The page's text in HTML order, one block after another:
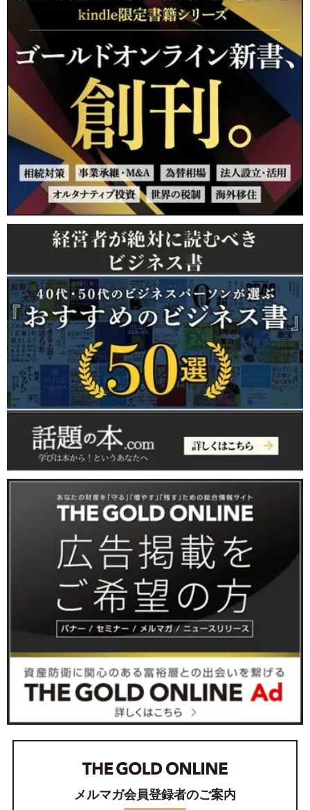
メルマガ会員登録者のご案内